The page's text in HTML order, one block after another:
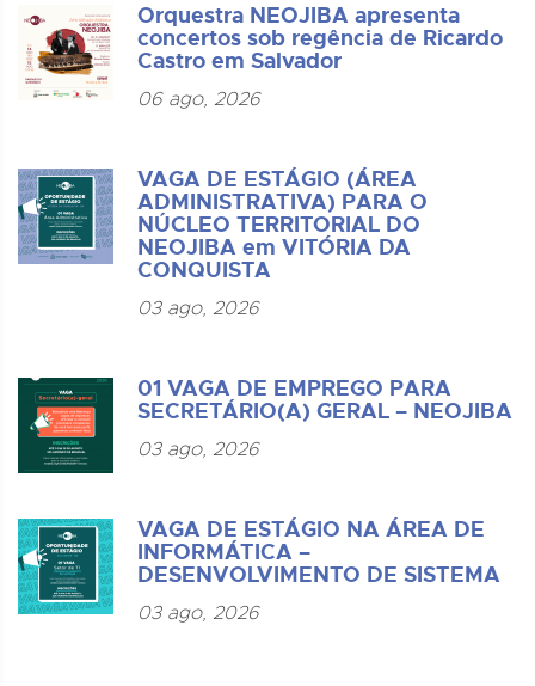
Orquestra NEOJIBA apresenta
concertos sob regência de Ricardo
Castro em Salvador
06 ago, 2026
VAGA DE ESTÁGIO (ÁREA
ADMINISTRATIVA) PARA O
NÚCLEO TERRITORIAL DO
NEOJIBA em VITÓRIA DA
CONQUISTA
03 ago, 2026
01 VAGA DE EMPREGO PARA
SECRETÁRIO(A) GERAL – NEOJIBA
03 ago, 2026
VAGA DE ESTÁGIO NA ÁREA DE
INFORMÁTICA –
DESENVOLVIMENTO DE SISTEMA
03 ago, 2026